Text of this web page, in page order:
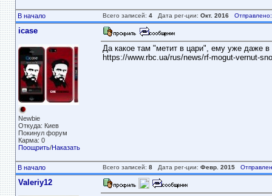
В начало Всего записей: 4Дата рег-ции: Окт. 2016 Отправлено:
icase
Newbie
Откуда: Киев
Покинул форум
Карма: 0
Поощрить/Наказать
Да какое там "метит в цари", ему уже даже в
https://www.rbc.ua/rus/news/rf-mogut-vernut-
В начало Всего записей: 8Дата рег-ции: Февр. 2015
Valeriy12